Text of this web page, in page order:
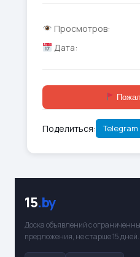
Просмотров:
Дата:
Поделиться: Telegram
15.by
Доска объявлений с
предложения, не старше 15 дней.